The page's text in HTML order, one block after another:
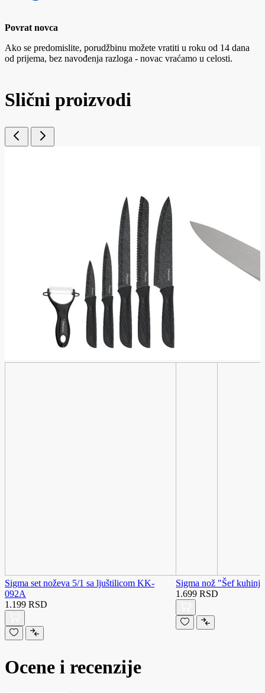
Povrat novca
Ako se predomislite, porudžbinu možete vratiti u roku od 14 dana
od prijema, bez navođenja razloga - novac vraćamo u celosti.
Slični proizvodi
Sigma set noževa 5/1 sa ljuštilicom KK-
092A
1.199 RSD
Sigma nož "Šef
1.699 RSD
Ocene i recenzije